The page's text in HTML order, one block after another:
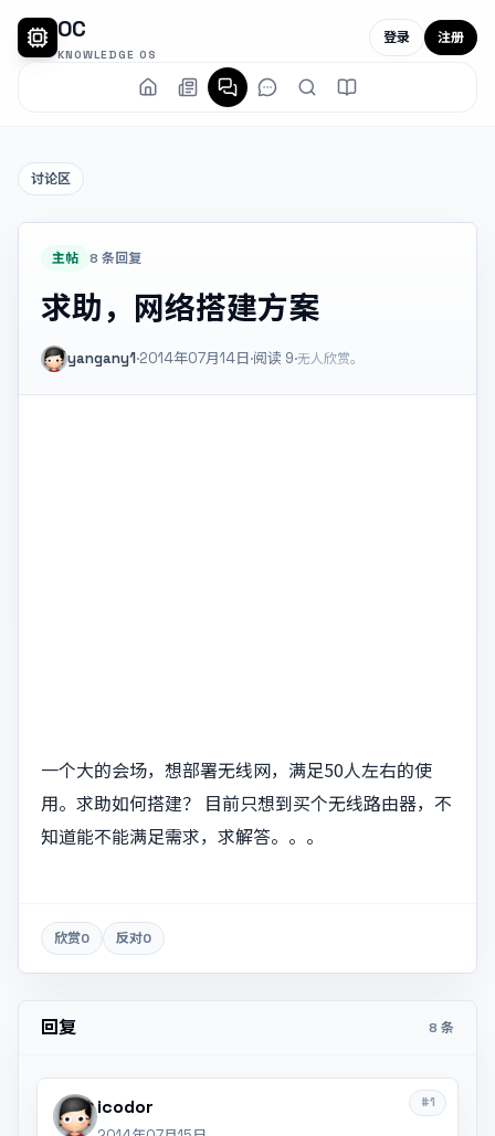
OC
KNOWLEDGE OS
登录 注册
讨论区
主帖 8 条回复
求助，网络搭建方案
yangany1·2014年07月14日·阅读 9·无人欣赏。
一个大的会场，想部署无线网，满足50人左右的使
用。求助如何搭建？ 目前只想到买个无线路由器，不
知道能不能满足需求，求解答。。。
欣赏0 反对0
回复 8 条
#1
icodor